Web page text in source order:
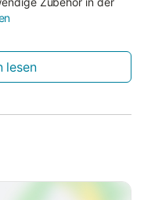
lesen